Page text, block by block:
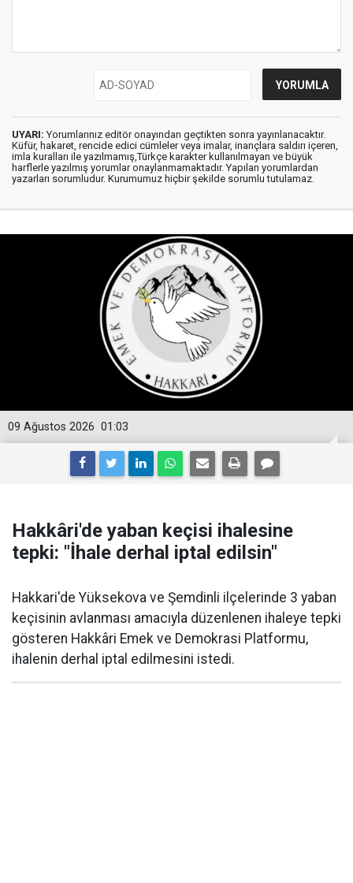
UYARI: Yorumlarınız editör onayından geçtikten sonra yayınlanacaktır.
Küfür, hakaret, rencide edici cümleler veya imalar, inançlara saldırı içeren,
imla kuralları ile yazılmamış,Türkçe karakter kullanılmayan ve büyük
harflerle yazılmış yorumlar onaylanmamaktadır. Yapılan yorumlardan
yazarları sorumludur. Kurumumuz hiçbir şekilde sorumlu tutulamaz.
01:03
09 Ağustos 2026
Hakkâri'de yaban keçisi ihalesine
tepki: "İhale derhal iptal edilsin"
Hakkari'de Yüksekova ve Şemdinli ilçelerinde 3 yaban
keçisinin avlanması amacıyla düzenlenen ihaleye tepki
gösteren Hakkâri Emek ve Demokrasi Platformu,
ihalenin derhal iptal edilmesini istedi.